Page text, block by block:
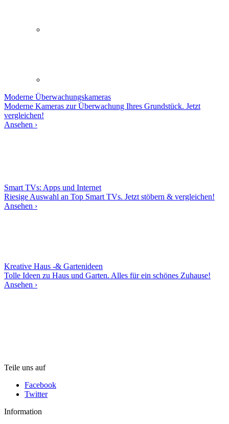
Moderne Überwachungskameras
Moderne Kameras zur Überwachung Ihres Grundstück. Jetzt
vergleichen!
Ansehen ›
Smart TVs: Apps und Internet
Riesige Auswahl an Top Smart TVs. Jetzt stöbern & vergleichen!
Ansehen ›
Kreative Haus -& Gartenideen
Tolle Ideen zu Haus und Garten. Alles für ein schönes Zuhause!
Ansehen ›
Teile uns auf
Facebook
Twitter
Information